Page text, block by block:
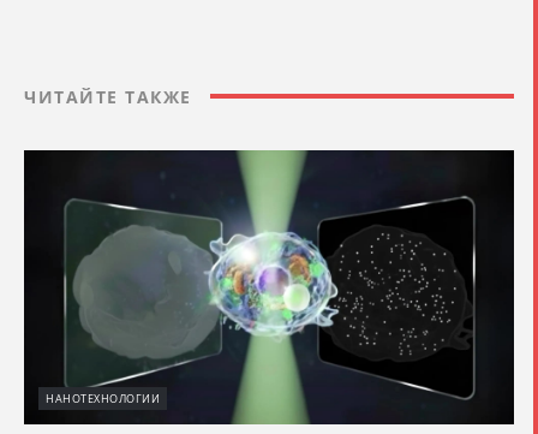
ЧИТАЙТЕ ТАКЖЕ
НАНОТЕХНОЛОГИИ